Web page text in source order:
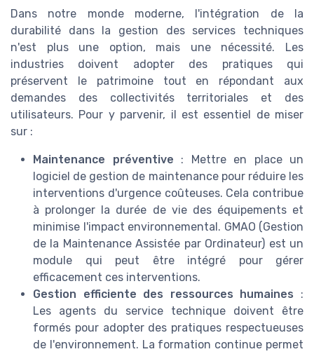
Dans notre monde moderne, l'intégration de la
durabilité dans la gestion des services techniques
n'est plus une option, mais une nécessité. Les
industries doivent adopter des pratiques qui
préservent le patrimoine tout en répondant aux
demandes des collectivités territoriales et des
utilisateurs. Pour y parvenir, il est essentiel de miser
sur :
Maintenance préventive : Mettre en place un
logiciel de gestion de maintenance pour réduire les
interventions d'urgence coûteuses. Cela contribue
à prolonger la durée de vie des équipements et
minimise l'impact environnemental. GMAO (Gestion
de la Maintenance Assistée par Ordinateur) est un
module qui peut être intégré pour gérer
efficacement ces interventions.
Gestion efficiente des ressources humaines :
Les agents du service technique doivent être
formés pour adopter des pratiques respectueuses
de l'environnement. La formation continue permet